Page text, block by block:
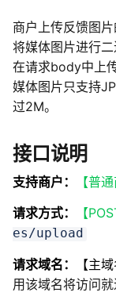
商户上传反馈图片
将媒体图片进行
在请求body中上
媒体图片只支持
过2M。
接口说明
支持商户：
【普
请求方式：
【
es/upload
请求域名： 【主域
用该域名将访问